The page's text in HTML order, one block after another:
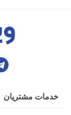
خدمات مشتریان